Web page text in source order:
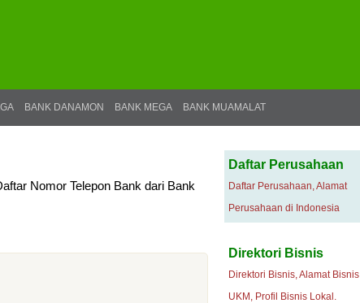
BANK DANAMON BANK MEGA BANK MUAMALAT
Nomor Telepon Bank dari Bank
Daftar Perusahaan
Daftar Perusahaan, Alamat
Perusahaan di Indonesia
Direktori Bisnis
Direktori Bisnis, Alamat Bisnis
UKM, Profil Bisnis Lokal.